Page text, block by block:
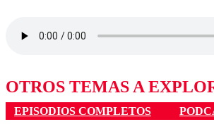
OTROS TEMAS A
EPISODIOS COMPLETOS